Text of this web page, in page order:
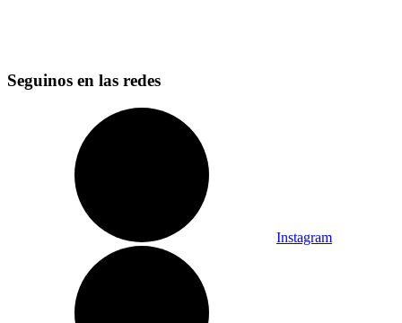
Seguinos en las redes
Instagram